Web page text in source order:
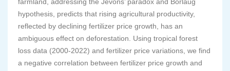
hypothesis, predicts that rising agricultural productivity,
reflected by declining fertilizer price growth, has an
ambiguous effect on deforestation. Using tropical forest
loss data (2000-2022) and fertilizer price variations, we find
a negative correlation between fertilizer price growth and